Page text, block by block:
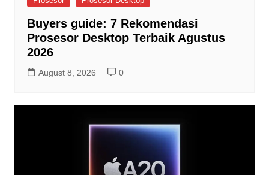
Buyers guide: 7 Rekomendasi
Prosesor Desktop Terbaik Agustus
2026
August 8, 2026 0